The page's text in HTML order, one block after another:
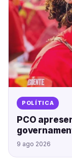
POLÍTICA
PCO
9 ago 2026